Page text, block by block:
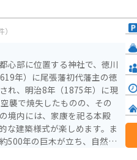
面しており駐車場も広いので
心部に位置する神社で、徳川
年）に尾張藩初代藩主の徳
れ、明治8年（1875年）に現
襲で焼失したものの、その
境内には、家康を祀る本殿
な建築様式が楽しめます。ま
500年の巨木が立ち、自然の